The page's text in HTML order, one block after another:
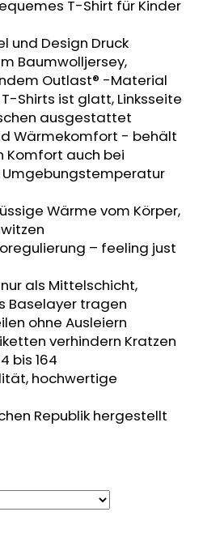
T-Shirt für Kinder
und Design Druck
Baumwolljersey,
Outlast® -Material
Shirts ist glatt, Linksseite
ausgestattet
Wärmekomfort - behält
Komfort auch bei
Wärme vom Körper,
– feeling just
als Mittelschicht,
Baselayer tragen
ohne Ausleiern
verhindern Kratzen
bis 164
hochwertige
Republik hergestellt